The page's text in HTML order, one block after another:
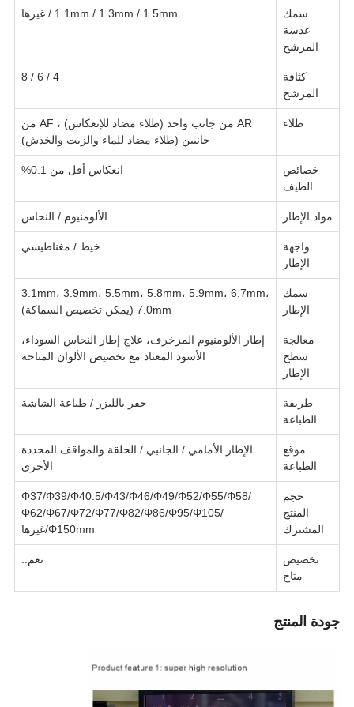
سمك
عدسة
المرشح
1.1mm / 1.3mm / 1.5mm / غيرها
كثافة
المرشح
4 / 6 / 8
طلاء
AR من جانب واحد (طلاء مضاد للإنعكاس) ، AF من
جانبين (طلاء مضاد للماء والزيت والخدش)
خصائص
الطيف
انعكاس أقل من 0.1%
مواد الإطار الألومنيوم / النحاس
واجهة
الإطار
خيط / مغناطيسي
سمك
الإطار
3.1mm، 3.9mm، 5.5mm، 5.8mm، 5.9mm، 6.7mm،
7.0mm (يمكن تخصيص السماكة)
معالجة
سطح
الإطار
إطار الألومنيوم المزخرف، علاج إطار النحاس السوداء،
الأسود المعتاد مع تخصيص الألوان المتاحة
طريقة
الطباعة
حفر بالليزر / طباعة الشاشة
موقع
الطباعة
الإطار الأمامي / الجانبي / الحلقة والمواقف المحددة
الأخرى
حجم
المنتج
المشترك
Φ37/Φ39/Φ40.5/Φ43/Φ46/Φ49/Φ52/Φ55/Φ58/
Φ62/Φ67/Φ72/Φ77/Φ82/Φ86/Φ95/Φ105/
Φ150mm/غيرها
تخصيص
متاح
نعم..
جودة المنتج